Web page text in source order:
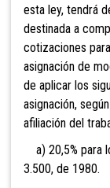
esta ley, tendrá
destinada a
cotizaciones
asignación de
de aplicar los
asignación,
afiliación del
a) 20,5% para
3.500, de 1980.